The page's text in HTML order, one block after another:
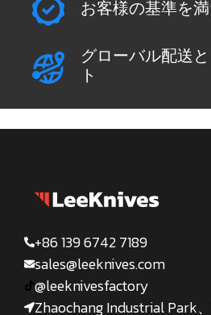
お客様の基準を
グローバル配送
ト
+86 139 6742 7189
sales@leeknives.com
@leeknivesfactory
Zhaochang Industrial Park